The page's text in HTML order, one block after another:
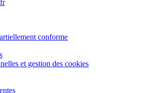
conforme
et gestion des cookies